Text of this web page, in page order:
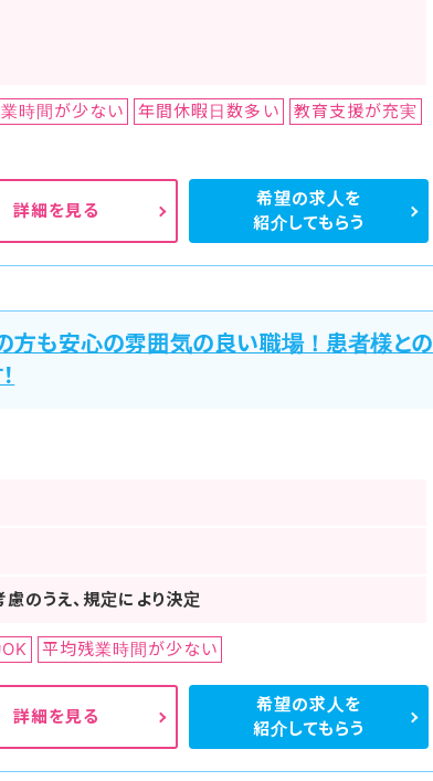
時間が少ない 年間休暇日数多い
教育支援が充実
詳細を見る
希望の求人を
紹介してもらう
方も安心の雰囲気の良い職場！患者様との
のうえ、規定により決定
平均残業時間が少ない
詳細を見る
希望の求人を
紹介してもらう